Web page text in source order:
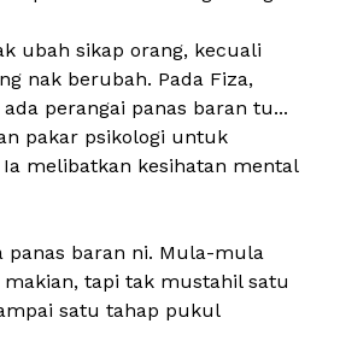
ubah sikap orang, kecuali
nak berubah. Pada Fiza,
ada perangai panas baran tu...
pakar psikologi untuk
melibatkan kesihatan mental
panas baran ni. Mula-mula
tapi tak mustahil satu
satu tahap pukul